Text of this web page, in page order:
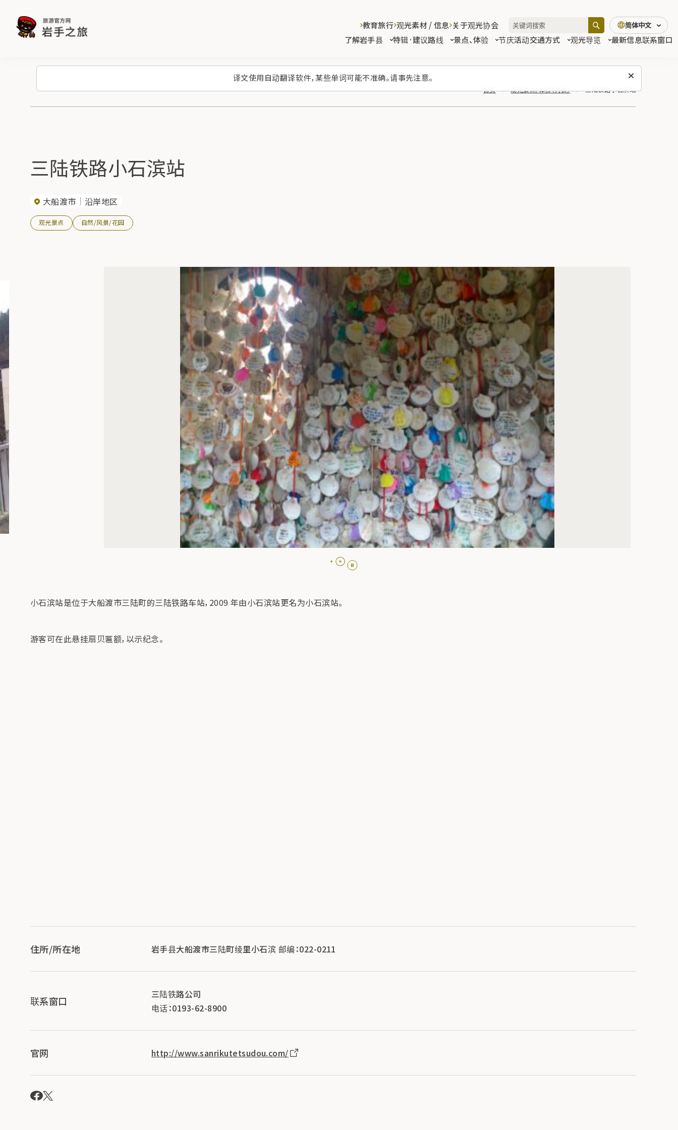
译文使用自动翻译软件，某些单词可能不准确。请事先注意。
了解岩手县 特辑·建议路线 景点、体验 节庆活动交通方式 观光导览 最新信息联系窗口
教育旅行 观光素材 / 信息 关于观光协会 简体中文
首页 观光景点/体验（列表） 三陆铁路小石滨站
三陆铁路小石滨站
大船渡市 沿岸地区
观光景点 自然/风景/花园
小石滨站是位于大船渡市三陆町的三陆铁路车站，2009 年由小石滨站更名为小石滨站。
游客可在此悬挂扇贝匾额，以示纪念。
住所/所在地 岩手县大船渡市三陆町绫里小石滨 邮编：022-0211
联系窗口
三陆铁路公司
电话：0193-62-8900
官网 http://www.sanrikutetsudou.com/